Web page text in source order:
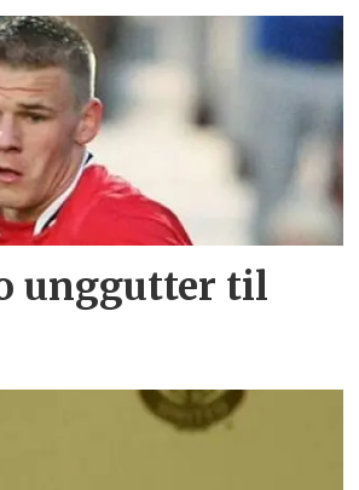
unggutter til